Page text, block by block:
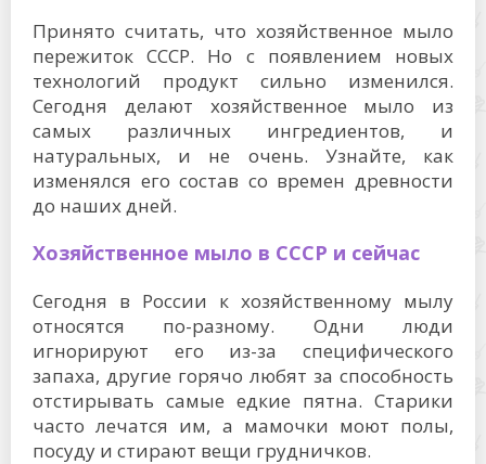
Принято считать, что хозяйственное мыло
пережиток СССР. Но с появлением новых
технологий продукт сильно изменился.
Сегодня делают хозяйственное мыло из
самых различных ингредиентов, и
натуральных, и не очень. Узнайте, как
изменялся его состав со времен древности
до наших дней.
Хозяйственное мыло в СССР и сейчас
Сегодня в России к хозяйственному мылу
относятся по-разному. Одни люди
игнорируют его из-за специфического
запаха, другие горячо любят за способность
отстирывать самые едкие пятна. Старики
часто лечатся им, а мамочки моют полы,
посуду и стирают вещи грудничков.